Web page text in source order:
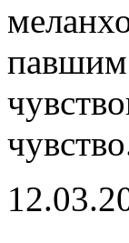
павшим